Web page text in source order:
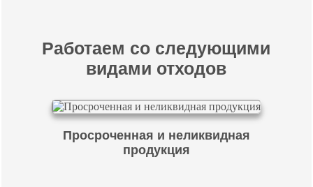
Работаем со следующими
видами отходов
Просроченная и неликвидная
продукция